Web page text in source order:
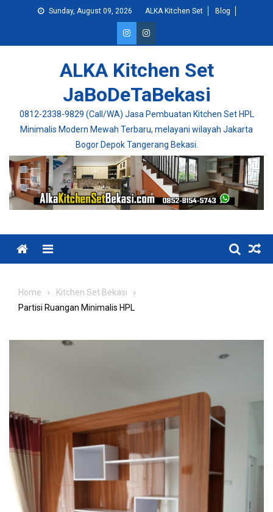
Sunday, August 09, 2026 ALKA Kitchen Set Blog
ALKA Kitchen Set
JaBoDeTaBekasi
0812-2338-9829 (Call/WA) Jasa Pembuatan Kitchen Set HPL
Minimalis Modern Mewah Terbaru, melayani wilayah Jakarta
Bogor Depok Tangerang Bekasi.
Menu
Home
Kitchen Set Bekasi
Partisi Ruangan Minimalis HPL